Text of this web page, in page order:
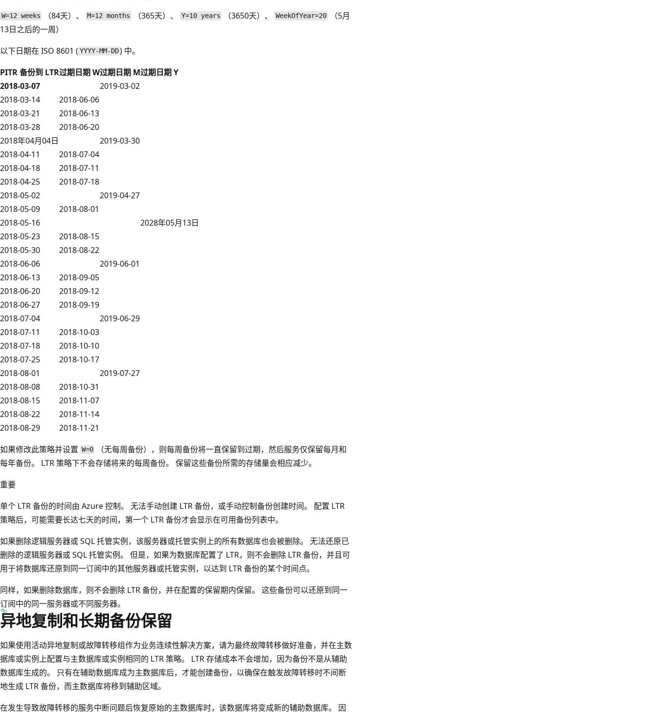
W=12 weeks （84天）、 M=12 months （365天）、 Y=10 years （3650天）、 WeekOfYear=20
（5月
13日之后的一周）
以下日期在 ISO 8601 ( YYYY-MM-DD) 中。
PITR 备份到 LTR过期日期 W过期日期 M过期日期 Y
2018-03-07
2019-03-02
2018-03-14
2018-06-06
2018-03-21
2018-06-13
2018-03-28
2018-06-20
2018年04月04日
2019-03-30
2018-04-11
2018-07-04
2018-04-18
2018-07-11
2018-04-25
2018-07-18
2018-05-02
2019-04-27
2018-05-09
2018-08-01
2018-05-16
2028年05月13日
2018-05-23
2018-08-15
2018-05-30
2018-08-22
2018-06-06
2019-06-01
2018-06-13
2018-09-05
2018-06-20
2018-09-12
2018-06-27
2018-09-19
2018-07-04
2019-06-29
2018-07-11
2018-10-03
2018-07-18
2018-10-10
2018-07-25
2018-10-17
2018-08-01
2019-07-27
2018-08-08
2018-10-31
2018-08-15
2018-11-07
2018-08-22
2018-11-14
2018-08-29
2018-11-21
如果修改此策略并设置 W=0
（无每周备份），则每周备份将一直保留到过期，然后服务仅保留每月和
每年备份。 LTR 策略下不会存储将来的每周备份。 保留这些备份所需的存储量会相应减少。
重要
单个 LTR 备份的时间由 Azure 控制。 无法手动创建 LTR 备份，或手动控制备份创建时间。 配置 LTR
策略后，可能需要长达七天的时间，第一个 LTR 备份才会显示在可用备份列表中。
如果删除逻辑服务器或 SQL 托管实例，该服务器或托管实例上的所有数据库也会被删除。 无法还原已
删除的逻辑服务器或 SQL 托管实例。 但是，如果为数据库配置了 LTR，则不会删除 LTR 备份，并且可
用于将数据库还原到同一订阅中的其他服务器或托管实例，以达到 LTR 备份的某个时间点。
同样，如果删除数据库，则不会删除 LTR 备份，并在配置的保留期内保留。 这些备份可以还原到同一
订阅中的同一服务器或不同服务器。
异地复制和长期备份保留
如果使用活动异地复制或故障转移组作为业务连续性解决方案，请为最终故障转移做好准备，并在主数
据库或实例上配置与主数据库或实例相同的 LTR 策略。 LTR 存储成本不会增加，因为备份不是从辅助
数据库生成的。 只有在辅助数据库成为主数据库后，才能创建备份，以确保在触发故障转移时不间断
地生成 LTR 备份，而主数据库将移到辅助区域。
在发生导致故障转移的服务中断问题后恢复原始的主数据库时，该数据库将变成新的辅助数据库。 因